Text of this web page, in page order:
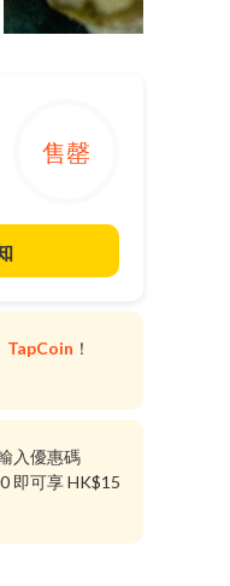
售罄
TapCoin ！
入優惠碼
即可享 HK$15